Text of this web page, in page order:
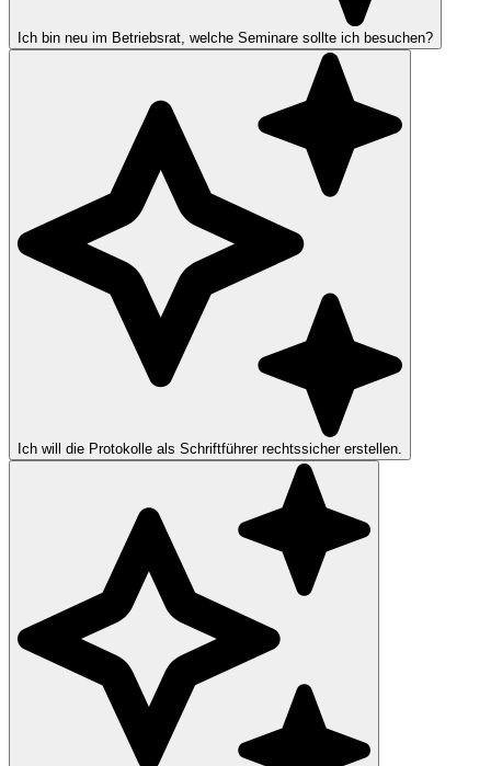
Ich bin neu im Betriebsrat, welche Seminare sollte ich besuchen?
Ich will die Protokolle als Schriftführer rechtssicher erstellen.